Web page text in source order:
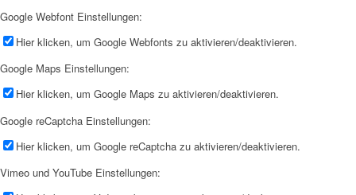
Google Webfont Einstellungen:
Hier klicken, um Google Webfonts zu aktivieren/deaktivieren.
Google Maps Einstellungen:
Hier klicken, um Google Maps zu aktivieren/deaktivieren.
Google reCaptcha Einstellungen:
Hier klicken, um Google reCaptcha zu aktivieren/deaktivieren.
Vimeo und YouTube Einstellungen: